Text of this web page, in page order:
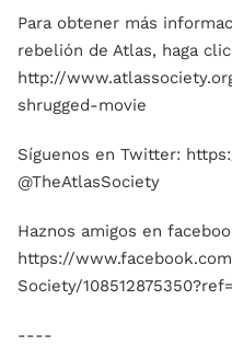
Para obtener más
rebelión de Atlas, haga
http://
shrugged-movie
Síguenos en Twitter:
@TheAtlasSociety
Haznos amigos en
https://
Society/
----